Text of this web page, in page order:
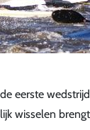
eerste
wisselen